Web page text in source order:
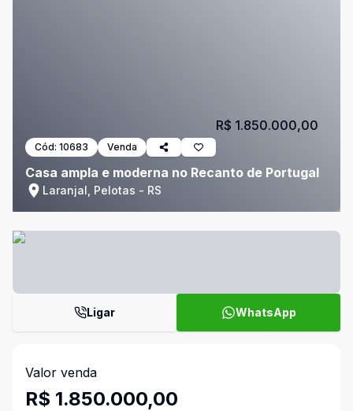
Cód: 10683 Venda
Casa ampla e moderna no Recanto de Portugal
Laranjal, Pelotas - RS
R$ 1.850.000,00
Ligar WhatsApp
Valor venda
R$ 1.850.000,00